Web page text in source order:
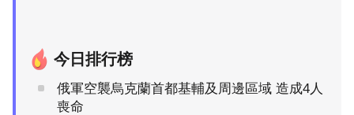
今日排行榜
俄軍空襲烏克蘭首都基輔及周邊區域 造成4人
喪命